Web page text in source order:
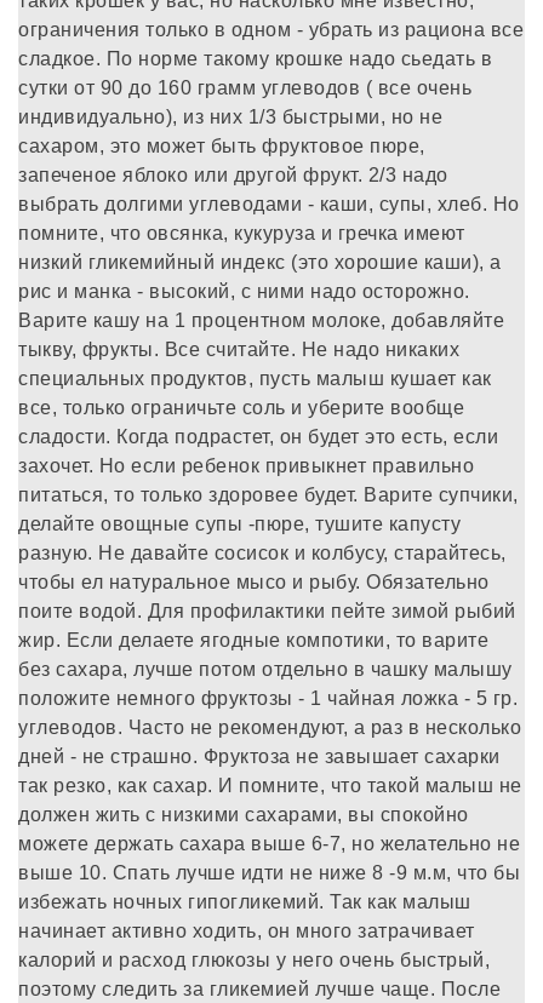
ограничения только в одном - убрать из рациона все
сладкое. По норме такому крошке надо сьедать в
сутки от 90 до 160 грамм углеводов ( все очень
индивидуально), из них 1/3 быстрыми, но не
сахаром, это может быть фруктовое пюре,
запеченое яблоко или другой фрукт. 2/3 надо
выбрать долгими углеводами - каши, супы, хлеб. Но
помните, что овсянка, кукуруза и гречка имеют
низкий гликемийный индекс (это хорошие каши), а
рис и манка - высокий, с ними надо осторожно.
Варите кашу на 1 процентном молоке, добавляйте
тыкву, фрукты. Все считайте. Не надо никаких
специальных продуктов, пусть малыш кушает как
все, только ограничьте соль и уберите вообще
сладости. Когда подрастет, он будет это есть, если
захочет. Но если ребенок привыкнет правильно
питаться, то только здоровее будет. Варите супчики,
делайте овощные супы -пюре, тушите капусту
разную. Не давайте сосисок и колбусу, старайтесь,
чтобы ел натуральное мысо и рыбу. Обязательно
поите водой. Для профилактики пейте зимой рыбий
жир. Если делаете ягодные компотики, то варите
без сахара, лучше потом отдельно в чашку малышу
положите немного фруктозы - 1 чайная ложка - 5 гр.
углеводов. Часто не рекомендуют, а раз в несколько
дней - не страшно. Фруктоза не завышает сахарки
так резко, как сахар. И помните, что такой малыш не
должен жить с низкими сахарами, вы спокойно
можете держать сахара выше 6-7, но желательно не
выше 10. Спать лучше идти не ниже 8 -9 м.м, что бы
избежать ночных гипогликемий. Так как малыш
начинает активно ходить, он много затрачивает
калорий и расход глюкозы у него очень быстрый,
поэтому следить за гликемией лучше чаще. После